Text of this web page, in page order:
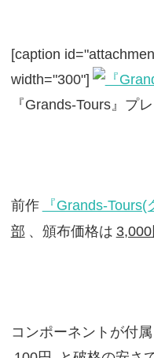
[caption
width="300"]
『Grands-Tours』プ
前作 『Grands-Tours(
部 、頒布価格は 3,000
コンポーネントが付